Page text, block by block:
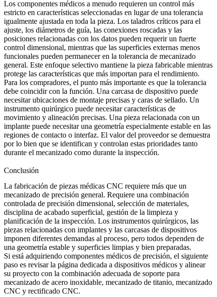
Los componentes médicos a menudo requieren un control más
estricto en características seleccionadas en lugar de una tolerancia
igualmente ajustada en toda la pieza. Los taladros críticos para el
ajuste, los diámetros de guía, las conexiones roscadas y las
posiciones relacionadas con los datos pueden requerir un fuerte
control dimensional, mientras que las superficies externas menos
funcionales pueden permanecer en la tolerancia de mecanizado
general. Este enfoque selectivo mantiene la pieza fabricable mientras
protege las características que más importan para el rendimiento.
Para los compradores, el punto más importante es que la tolerancia
debe coincidir con la función. Una carcasa de dispositivo puede
necesitar ubicaciones de montaje precisas y caras de sellado. Un
instrumento quirúrgico puede necesitar características de
movimiento y alineación precisas. Una pieza relacionada con un
implante puede necesitar una geometría especialmente estable en las
regiones de contacto o interfaz. El valor del proveedor se demuestra
por lo bien que se identifican y controlan estas prioridades tanto
durante el mecanizado como durante la inspección.
Conclusión
La fabricación de piezas médicas CNC requiere más que un
mecanizado de precisión general. Requiere una combinación
controlada de precisión dimensional, selección de materiales,
disciplina de acabado superficial, gestión de la limpieza y
planificación de la inspección. Los instrumentos quirúrgicos, las
piezas relacionadas con implantes y las carcasas de dispositivos
imponen diferentes demandas al proceso, pero todos dependen de
una geometría estable y superficies limpias y bien preparadas.
Si está adquiriendo componentes médicos de precisión, el siguiente
paso es revisar la página dedicada a dispositivos médicos y alinear
su proyecto con la combinación adecuada de soporte para
mecanizado de acero inoxidable, mecanizado de titanio, mecanizado
CNC y rectificado CNC.